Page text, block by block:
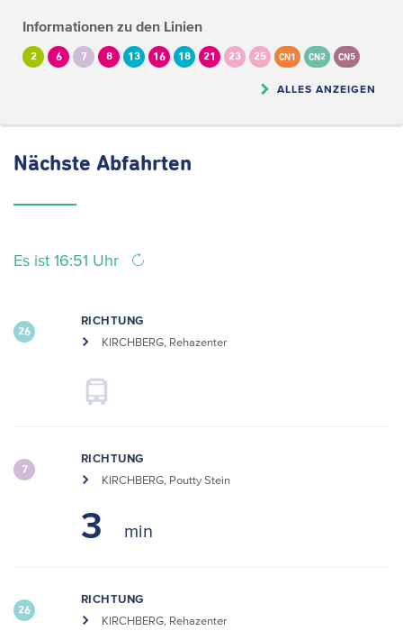
Informationen zu den Linien
2 6 7 8 13 16 18 21 23 25 CN1 CN2 CN5
ALLES ANZEIGEN
Nächste Abfahrten
Es ist 16:51 Uhr
26
RICHTUNG
KIRCHBERG, Rehazenter
7
RICHTUNG
KIRCHBERG, Poutty Stein
3
26
RICHTUNG
KIRCHBERG, Rehazenter